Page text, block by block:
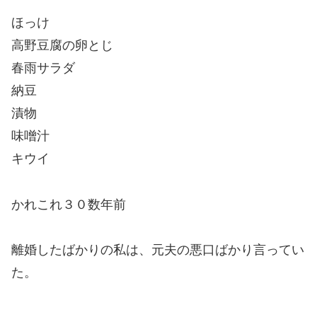
ほっけ
高野豆腐の卵とじ
春雨サラダ
納豆
漬物
味噌汁
キウイ
かれこれ３０数年前
離婚したばかりの私は、元夫の悪口ばかり言ってい
た。